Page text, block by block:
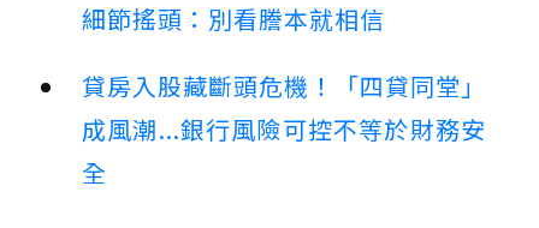
細節搖頭：別看謄本就相信
貸房入股藏斷頭危機！「四貸同堂」
成風潮...銀行風險可控不等於財務安
全